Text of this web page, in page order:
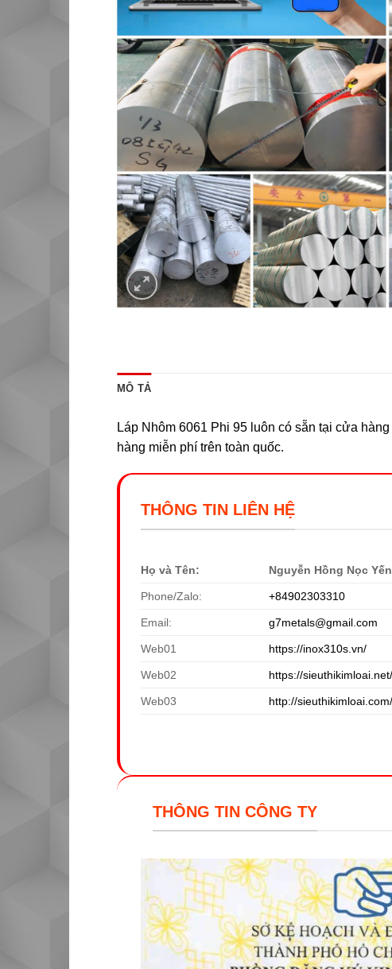
MÔ TẢ
Láp Nhôm 6061 Phi 95 luôn có sẵn tại cửa
hàng miễn phí trên toàn quốc.
THÔNG TIN LIÊN HỆ
Họ và Tên: Nguyễn Hồng Nọc Yến
Phone/Zalo: +84902303310
Email: g7metals@gmail.com
Web01 https://inox310s.vn/
Web02 https://sieuthikimloai.net/
Web03 http://sieuthikimloai.com/
THÔNG TIN CÔNG TY